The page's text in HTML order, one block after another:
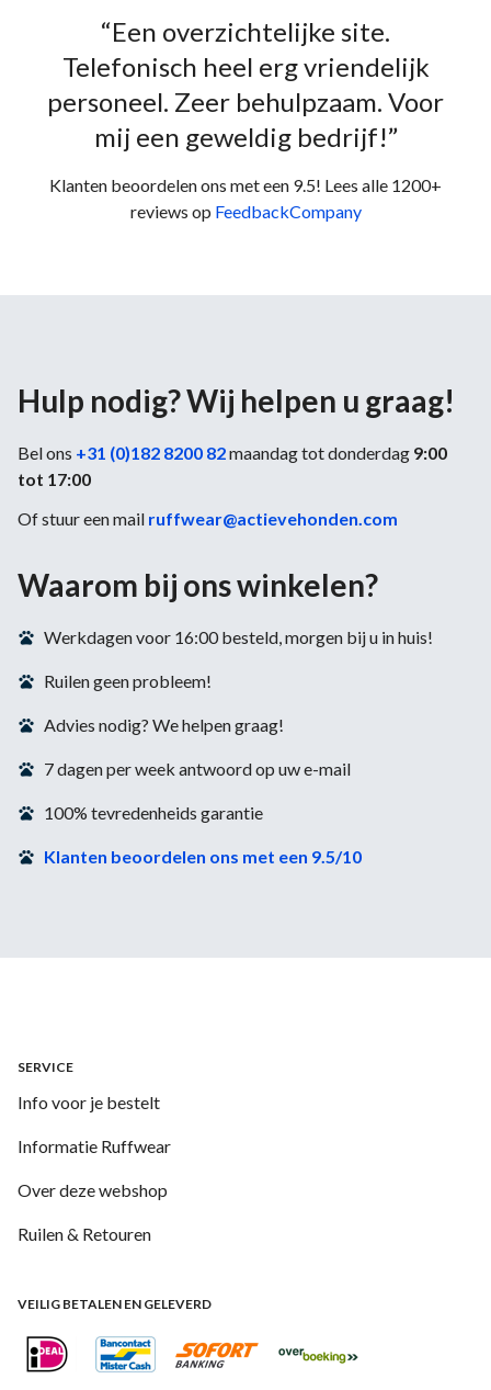
“Een overzichtelijke site.
Telefonisch heel erg vriendelijk
personeel. Zeer behulpzaam. Voor
mij een geweldig bedrijf!”
Klanten beoordelen ons met een 9.5! Lees alle 1200+
reviews op FeedbackCompany
Hulp nodig? Wij helpen u graag!
Bel ons +31 (0)182 8200 82maandag tot donderdag 9:00
tot 17:00
Of stuur een mail ruffwear@actievehonden.com
Waarom bij ons winkelen?
Werkdagen voor 16:00 besteld, morgen bij u in huis!
Ruilen geen probleem!
Advies nodig? We helpen graag!
7 dagen per week antwoord op uw e-mail
100% tevredenheids garantie
Klanten beoordelen ons met een 9.5/10
SERVICE
Info voor je bestelt
Informatie Ruffwear
Over deze webshop
Ruilen & Retouren
VEILIG BETALEN EN GELEVERD